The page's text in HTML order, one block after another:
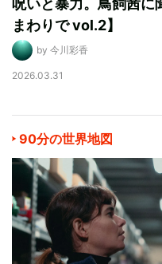
まわりで vol.2】
by 今川彩香
2026.03.31
90分の世界地図